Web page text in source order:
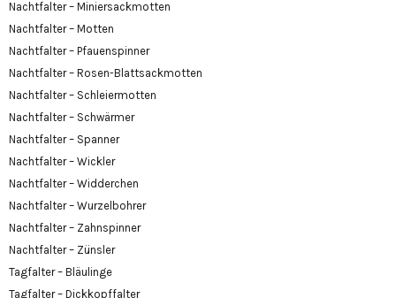
Nachtfalter – Miniersackmotten
Nachtfalter – Motten
Nachtfalter – Pfauenspinner
Nachtfalter – Rosen-Blattsackmotten
Nachtfalter – Schleiermotten
Nachtfalter – Schwärmer
Nachtfalter – Spanner
Nachtfalter – Wickler
Nachtfalter – Widderchen
Nachtfalter – Wurzelbohrer
Nachtfalter – Zahnspinner
Nachtfalter – Zünsler
Tagfalter – Bläulinge
Tagfalter – Dickkopffalter